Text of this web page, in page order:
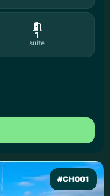
1
suíte
#CH001